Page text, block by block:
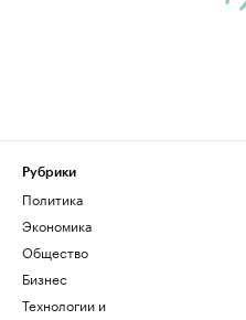
Рубрики
Политика
Экономика
Общество
Бизнес
Технологии и